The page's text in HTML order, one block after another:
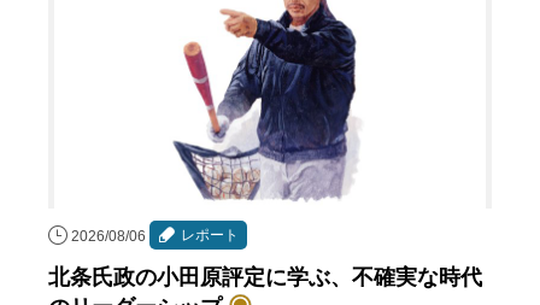
2026/08/06 レポート
北条氏政の小田原評定に学ぶ、不確実な時代